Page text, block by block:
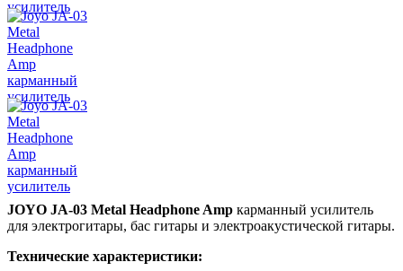
JOYO JA-03 Metal Headphone Amp карманный усилитель
для электрогитары, бас гитары и электроакустической гитары.
Технические характеристики: